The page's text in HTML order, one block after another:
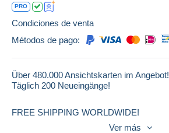
PRO
Condiciones de venta
Métodos de pago:
Über 480.000 Ansichtskarten im Angebot!
Täglich 200 Neueingänge!
FREE SHIPPING WORLDWIDE!
Ver más